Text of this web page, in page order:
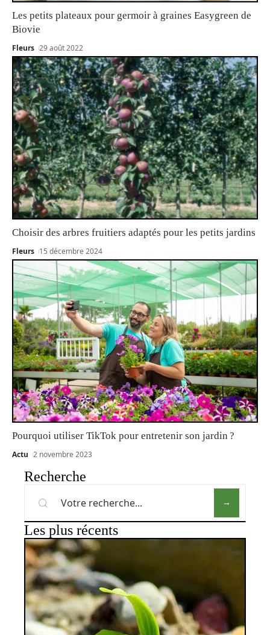
Les petits plateaux pour germoir à graines Easygreen de
Biovie
Fleurs 29 août 2022
Choisir des arbres fruitiers adaptés pour les petits jardins
Fleurs 15 décembre 2024
Pourquoi utiliser TikTok pour entretenir son jardin ?
Actu 2 novembre 2023
Recherche
Les plus récents